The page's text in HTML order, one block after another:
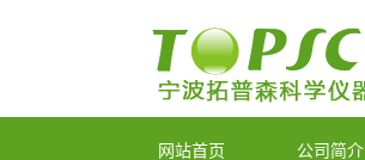
网站首页 公司简介